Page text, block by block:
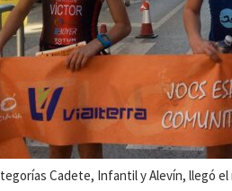
Cadete, Infantil y Alevín, llegó